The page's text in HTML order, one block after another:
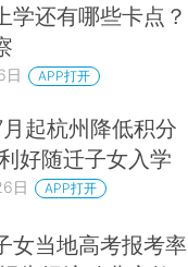
学还有哪些卡点？
日 APP打开
起杭州降低积分
好随迁子女入学
日 APP打开
女当地高考报考率